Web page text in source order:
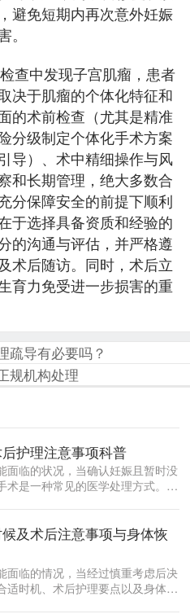
避免短期内再次意外妊娠
查中发现子宫肌瘤，患者
决于肌瘤的个体化特征和
的术前检查（尤其是精准
分级制定个体化手术方案
导）、术中精细操作与风
和长期管理，绝大多数合
分保障安全的前提下顺利
于选择具备资质和经验的
的沟通与评估，并严格遵
术后随访。同时，术后立
育力免受进一步损害的重
疏导有必要吗？
规机构处理
护理注意事项科普
面临的状况，当确认妊娠且暂时没
术是一种常见的医学处理方式。在
及术后注意事项与身体恢
面临的情况，当经过慎重考虑后决
适时机、术后护理要点以及身体恢